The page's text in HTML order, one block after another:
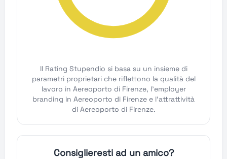
Il Rating Stupendio si basa su un insieme di
parametri proprietari che riflettono la qualità del
lavoro in Aereoporto di Firenze, l'employer
branding in Aereoporto di Firenze e l'attrattività
di Aereoporto di Firenze.
Consiglieresti ad un amico?